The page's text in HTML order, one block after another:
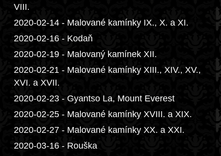
VIII.
2020-02-14 - Malované kamínky IX., X. a XI.
2020-02-16 - Kodaň
2020-02-19 - Malovaný kamínek XII.
2020-02-21 - Malované kamínky XIII., XIV., XV.,
XVI. a XVII.
2020-02-23 - Gyantso La, Mount Everest
2020-02-25 - Malované kamínky XVIII. a XIX.
2020-02-27 - Malované kamínky XX. a XXI.
2020-03-16 - Rouška